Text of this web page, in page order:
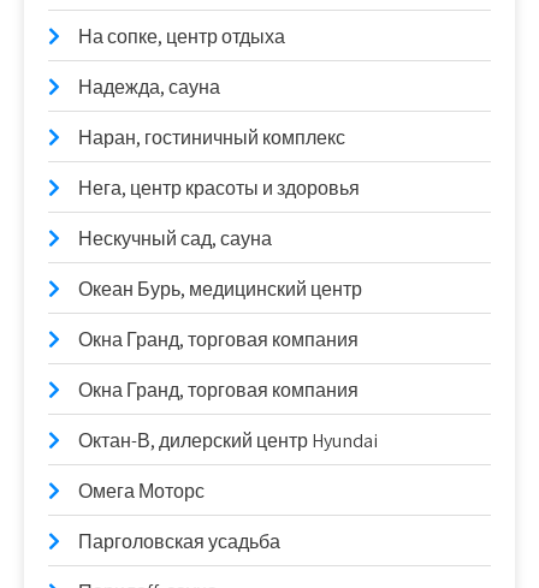
На сопке, центр отдыха
Надежда, сауна
Наран, гостиничный комплекс
Нега, центр красоты и здоровья
Нескучный сад, сауна
Океан Бурь, медицинский центр
Окна Гранд, торговая компания
Окна Гранд, торговая компания
Октан-В, дилерский центр Hyundai
Омега Моторс
Парголовская усадьба